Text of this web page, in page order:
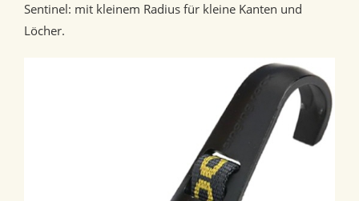
Sentinel: mit kleinem Radius für kleine Kanten und
Löcher.